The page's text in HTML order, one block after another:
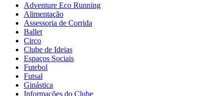
Adventure Eco Running
Alimentação
Assessoria de Corrida
Ballet
Circo
Clube de Ideias
Espaços Sociais
Futebol
Futsal
Ginástica
Informações do Clube